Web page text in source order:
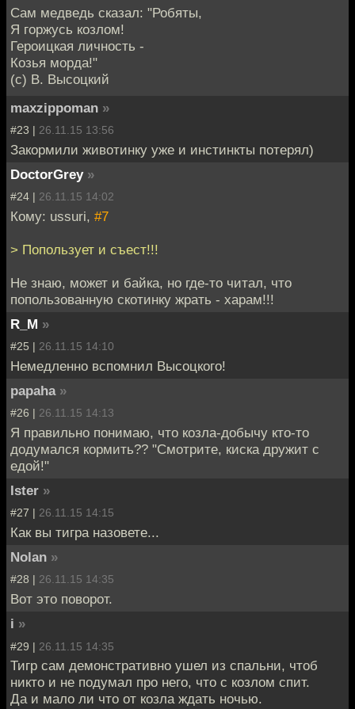
Сам медведь сказал: "Робяты,
Я горжусь козлом!
Героицкая личность -
Козья морда!"
(с) В. Высоцкий
maxzippoman »
#23 | 26.11.15 13:56
Закормили животинку уже и инстинкты потерял)
DoctorGrey »
#24 | 26.11.15 14:02
Кому: ussuri, #7
> Попользует и съест!!!
Не знаю, может и байка, но где-то читал, что
попользованную скотинку жрать - харам!!!
R_M »
#25 | 26.11.15 14:10
Немедленно вспомнил Высоцкого!
papaha »
#26 | 26.11.15 14:13
Я правильно понимаю, что козла-добычу кто-то
додумался кормить?? "Смотрите, киска дружит с
едой!"
Ister »
#27 | 26.11.15 14:15
Как вы тигра назовете...
Nolan »
#28 | 26.11.15 14:35
Вот это поворот.
i »
#29 | 26.11.15 14:35
Тигр сам демонстративно ушел из спальни, чтоб
никто и не подумал про него, что с козлом спит.
Да и мало ли что от козла ждать ночью.